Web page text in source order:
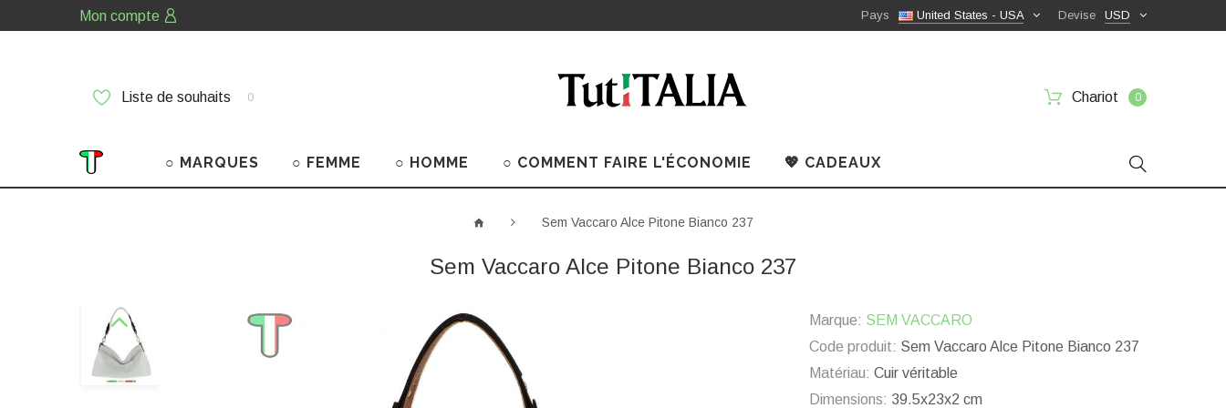
Mon compte USD
Devise
United States - USA
Pays
Liste de souhaits 0 Chariot 0
○ MARQUES ○ FEMME ○ HOMME ○ COMMENT FAIRE L'ÉCONOMIE 💖 CADEAUX
Sem Vaccaro Alce Pitone Bianco 237
Sem Vaccaro Alce Pitone Bianco 237
Marque: SEM VACCARO
Code produit: Sem Vaccaro Alce Pitone Bianco 237
Matériau: Cuir véritable
Dimensions: 39.5x23x2 cm